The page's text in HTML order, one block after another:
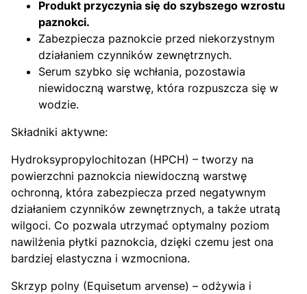
Produkt przyczynia się do szybszego wzrostu
paznokci.
Zabezpiecza paznokcie przed niekorzystnym
działaniem czynników zewnętrznych.
Serum szybko się wchłania, pozostawia
niewidoczną warstwę, która rozpuszcza się w
wodzie.
Składniki aktywne:
Hydroksypropylochitozan (HPCH) – tworzy na
powierzchni paznokcia niewidoczną warstwę
ochronną, która zabezpiecza przed negatywnym
działaniem czynników zewnętrznych, a także utratą
wilgoci. Co pozwala utrzymać optymalny poziom
nawilżenia płytki paznokcia, dzięki czemu jest ona
bardziej elastyczna i wzmocniona.
Skrzyp polny (Equisetum arvense) – odżywia i